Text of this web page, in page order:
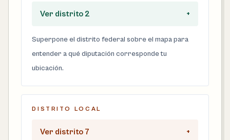
Ver distrito 2 +
Superpone el distrito federal sobre el mapa para
entender a qué diputación corresponde tu
ubicación.
DISTRITO LOCAL
Ver distrito 7 +